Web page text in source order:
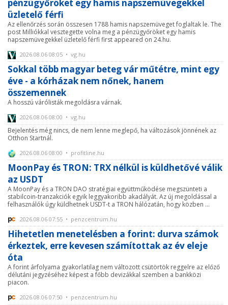
pénzügyőröket egy hamis napszemüvegekkel
üzletelő férfi
Az ellenőrzés során összesen 1788 hamis napszemüveget foglaltak le. The
post Milliókkal vesztegette volna meg a pénzügyőröket egy hamis
napszemüvegekkel üzletelő férfi first appeared on 24.hu.
2026.08.06 08:05 • vg.hu
Sokkal több magyar beteg vár műtétre, mint egy
éve - a kórházak nem nőnek, hanem
összemennek
A hosszú várólisták megoldásra várnak.
2026.08.06 08:00 • vg.hu
Bejelentés még nincs, de nem lenne meglepő, ha változások jönnének az
Otthon Startnál.
2026.08.06 08:00 • profitline.hu
MoonPay és TRON: TRX nélkül is küldhetővé válik
az USDT
A MoonPay és a TRON DAO stratégiai együttműködése megszünteti a
stabilcoin-tranzakciók egyik leggyakoribb akadályát. Az új megoldással a
felhasználók úgy küldhetnek USDT-t a TRON hálózatán, hogy közben ...
2026.08.06 07:55 • penzcentrum.hu
Hihetetlen menetelésben a forint: durva számok
érkeztek, erre kevesen számítottak az év eleje
óta
A forint árfolyama gyakorlatilag nem változott csütörtök reggelre az előző
délutáni jegyzéséhez képest a főbb devizákkal szemben a bankközi
piacon.
2026.08.06 07:50 • penzcentrum.hu